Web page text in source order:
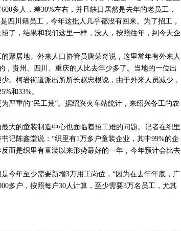
多人，差30%左右，并且缺口居然是去年的老员工，
四川籍员工，今年这批人几乎都没有回来。为了招工，
了，结果和我们这里一样，没人，按照往年，到今天企
居地。外来人口协管员唐荣奇说，这里常年有外来人
，贵州、四川、重庆的人比去年少多了。当地的一位出
。柯岩街道派出所所长赵忠根说，由于外来人员减少，
和33%。
重的“民工荒”。据绍兴火车站统计，来绍兴务工的农
的童装制造中心也面临着招工难的问题。记者在织里
记陈鑫堂说：“织里有1万多户童装企业，其中99%的企
而是织里有童装以来形势最好的一年，今年预计会比去
年至少需要新增3万用工岗位，“因为在去年年底，广
多户，按照每户30人计算，至少需要3万名员工，尤其